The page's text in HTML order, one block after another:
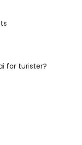
for turister?